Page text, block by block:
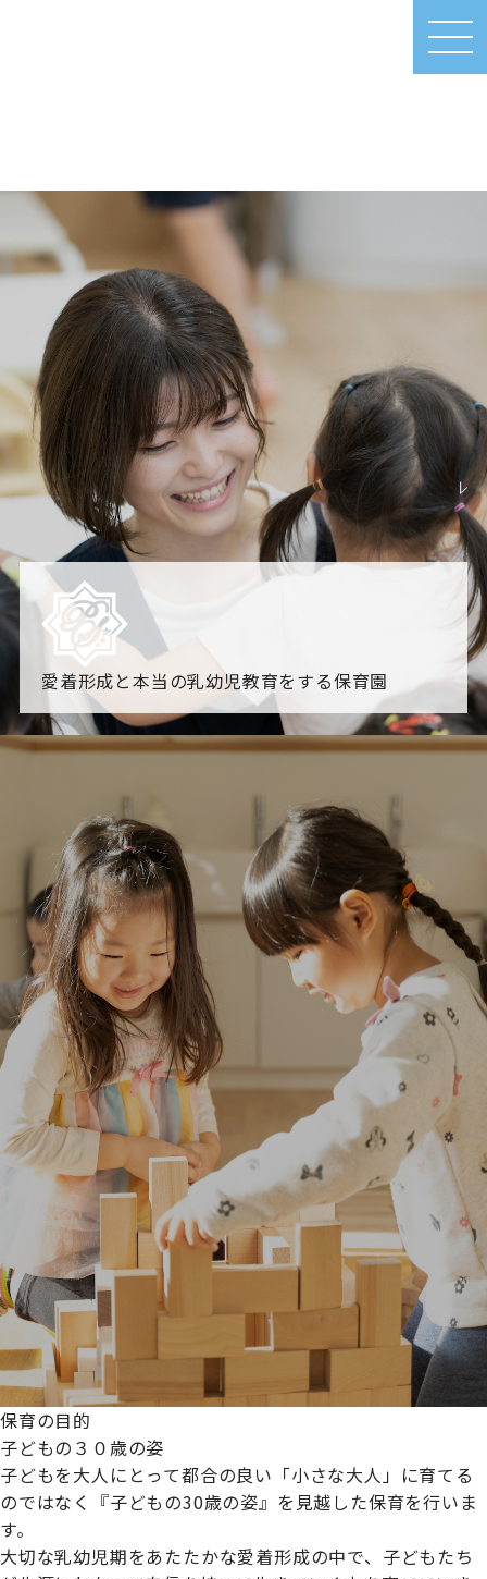
MEN
U
愛着形成と本当の乳幼児教育をする保育園
園からのお知らせ
「すくすく子育て」でリトルスター保育園が紹介されま
各園のブログ
2026.08.05 【そら組】誕生会2026.08.05 【つき組】水遊
一覧を見る
保育の目的
子どもの３０歳の姿
子どもを大人にとって都合の良い「小さな大人」に育てる
のではなく『子どもの30歳の姿』を見越した保育を行いま
す。
大切な乳幼児期をあたたかな愛着形成の中で、子どもたち